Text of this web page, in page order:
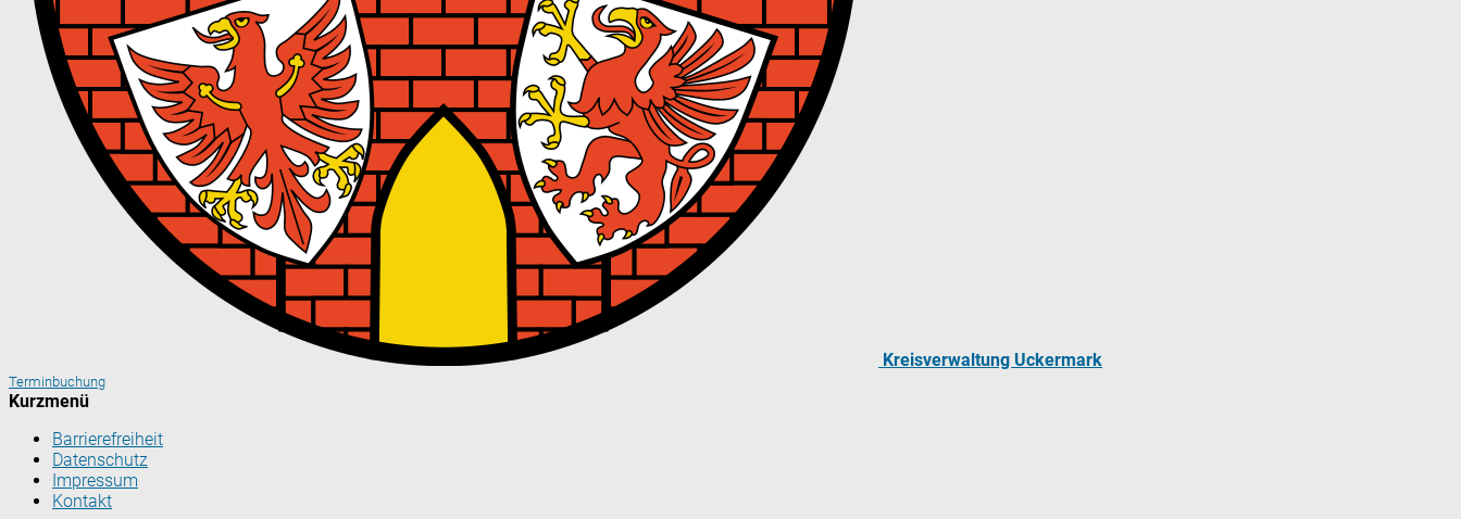
Kreisverwaltung Uckermark
Terminbuchung
Kurzmenü
Barrierefreiheit
Datenschutz
Impressum
Kontakt